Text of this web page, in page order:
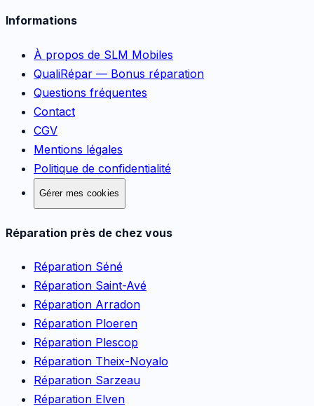
Informations
À propos de SLM Mobiles
QualiRépar — Bonus réparation
Questions fréquentes
Contact
CGV
Mentions légales
Politique de confidentialité
Gérer mes cookies
Réparation près de chez vous
Réparation Séné
Réparation Saint-Avé
Réparation Arradon
Réparation Ploeren
Réparation Plescop
Réparation Theix-Noyalo
Réparation Sarzeau
Réparation Elven